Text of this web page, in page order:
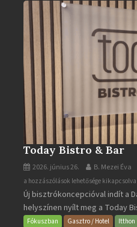
bejegyzéshez
Today Bistro & Bar
2026. június 26. B. Mezei Éva
Today
Bistro
&
Bar
a hozzászólások lehetősége kikapcsolva
Új bisztrókoncepcióval indít a
helyszínen nyílt meg a Today
Fókuszban Gasztro / Hotel Itthon